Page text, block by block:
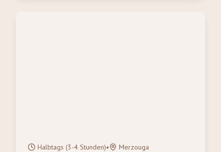
Halbtags (3-4 Stunden)• Merzouga